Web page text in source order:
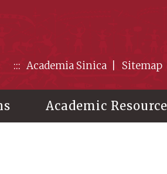
::: Academia Sinica Sitemap
Academic